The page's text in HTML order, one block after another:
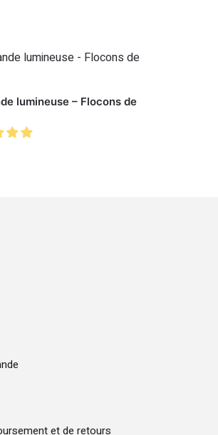
lumineuse – Flocons de
et de retours